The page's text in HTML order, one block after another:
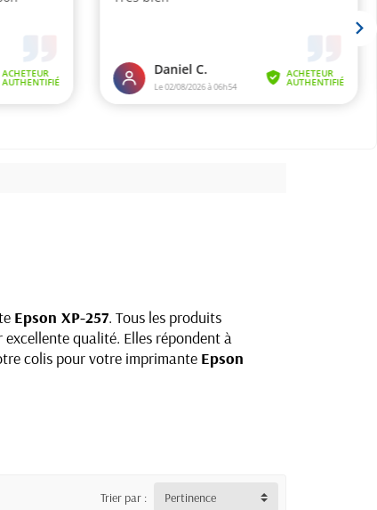
Epson XP-257. Tous les produits
qualité. Elles répondent à
colis pour votre imprimante Epson
Trier par : Pertinence